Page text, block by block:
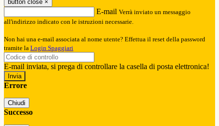
button close ×
E-mail Verrà inviato un messaggio
all'indirizzo indicato con le istruzioni necessarie.
Non hai una e-mail associata al nome utente? Effettua il reset della password
tramite la Login Spaggiari
E-mail inviata, si prega di controllare la casella di posta elettronica!
Errore
Chiudi
Successo